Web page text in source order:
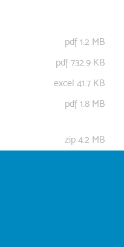
pdf 1.2 MB
pdf 732.9 KB
excel 41.7 KB
pdf 1.8 MB
zip 4.2 MB